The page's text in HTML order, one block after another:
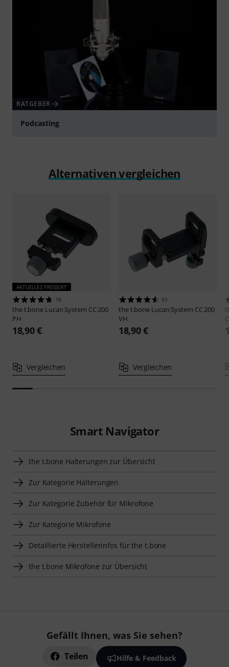
RATGEBER
Podcasting
Alternativen vergleichen
AKTUELLES PRODUKT
19
the t.bone Lucan System CC 200
PH
18,90 €
Vergleichen
51
the t.bone Lucan System CC 200
VH
18,90 €
Vergleichen
Smart Navigator
the t.bone Halterungen zur Übersicht
Zur Kategorie Halterungen
Zur Kategorie Zubehör für Mikrofone
Zur Kategorie Mikrofone
Detaillierte Herstellerinfos für the t.bone
the t.bone Mikrofone zur Übersicht
Gefällt Ihnen, was Sie sehen?
Teilen Hilfe & Feedback